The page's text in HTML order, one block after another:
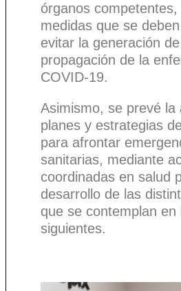
órganos
medidas que se
evitar la generación
propagación de la
COVID-19.
Asimismo, se prevé la
planes y estrategias
para afrontar
sanitarias, mediante
coordinadas en salud
desarrollo de las
que se contemplan
siguientes.